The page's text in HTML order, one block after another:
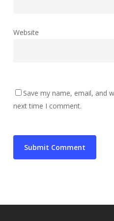
Website
Save my name, email, and
next time I comment.